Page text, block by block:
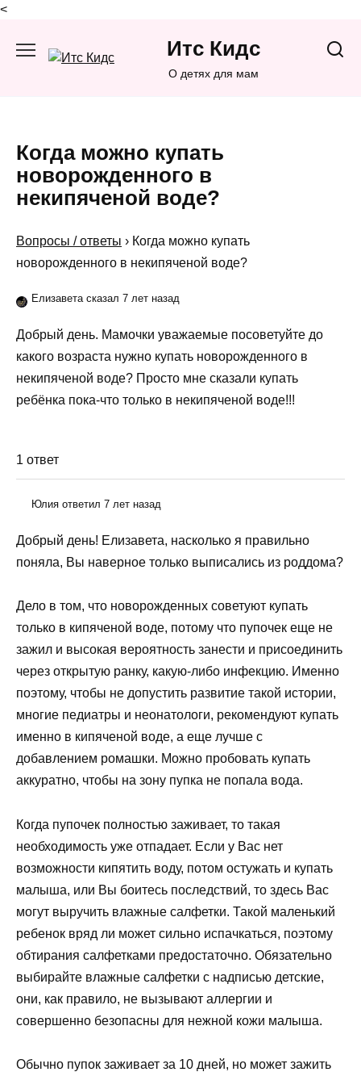
<
содержанию
Итс Кидс
О детях для мам
Когда можно купать
новорожденного в
некипяченой воде?
Вопросы / ответы › Когда можно купать
новорожденного в некипяченой воде?
Елизавета сказал 7 лет назад
Добрый день. Мамочки уважаемые посоветуйте до
какого возраста нужно купать новорожденного в
некипяченой воде? Просто мне сказали купать
ребёнка пока-что только в некипяченой воде!!!
1 ответ
Юлия ответил 7 лет назад
Добрый день! Елизавета, насколько я правильно
поняла, Вы наверное только выписались из роддома?
Дело в том, что новорожденных советуют купать
только в кипяченой воде, потому что пупочек еще не
зажил и высокая вероятность занести и присоединить
через открытую ранку, какую-либо инфекцию. Именно
поэтому, чтобы не допустить развитие такой истории,
многие педиатры и неонатологи, рекомендуют купать
именно в кипяченой воде, а еще лучше с
добавлением ромашки. Можно пробовать купать
аккуратно, чтобы на зону пупка не попала вода.
Когда пупочек полностью заживает, то такая
необходимость уже отпадает. Если у Вас нет
возможности кипятить воду, потом остужать и купать
малыша, или Вы боитесь последствий, то здесь Вас
могут выручить влажные салфетки. Такой маленький
ребенок вряд ли может сильно испачкаться, поэтому
обтирания салфетками предостаточно. Обязательно
выбирайте влажные салфетки с надписью детские,
они, как правило, не вызывают аллергии и
совершенно безопасны для нежной кожи малыша.
Обычно пупок заживает за 10 дней, но может зажить